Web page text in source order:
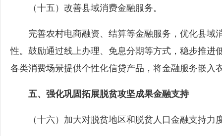
（十五）改善县域消费金融服务。
完善农村电商融资、结算等金融服务，优化县域
性。鼓励通过线上办理、免息分期等方式，稳步推进
各类消费场景提供个性化信贷产品，将金融服务嵌入
五、强化巩固拓展脱贫攻坚成果金融支持
（十六）加大对脱贫地区和脱贫人口金融支持力